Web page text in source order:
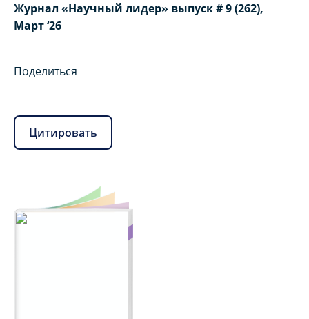
Журнал «Научный лидер» выпуск # 9 (262),
Март ‘26
Поделиться
Цитировать